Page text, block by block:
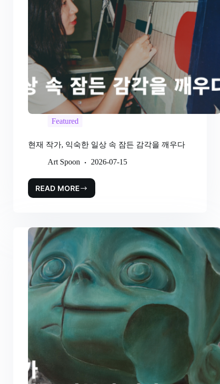
Featured
현재 작가, 익숙한 일상 속 잠든 감각을 깨우다
Art Spoon 2026-07-15
READ MORE